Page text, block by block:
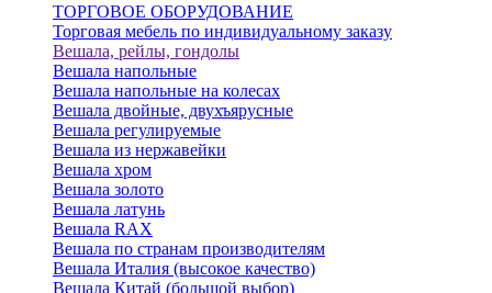
ТОРГОВОЕ ОБОРУДОВАНИЕ
Торговая мебель по индивидуальному заказу
Вешала, рейлы, гондолы
Вешала напольные
Вешала напольные на колесах
Вешала двойные, двухъярусные
Вешала регулируемые
Вешала из нержавейки
Вешала хром
Вешала золото
Вешала латунь
Вешала RAX
Вешала по странам производителям
Вешала Италия (высокое качество)
Вешала Китай (большой выбор)